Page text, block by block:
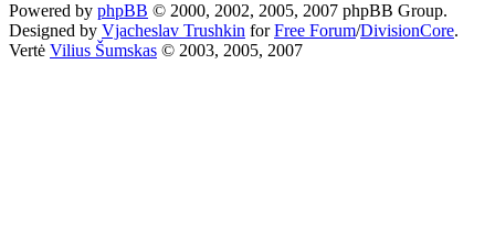
Powered by phpBB © 2000, 2002, 2005, 2007 phpBB Group.
Designed by Vjacheslav Trushkin forFree Forum/DivisionCore.
Vertė Vilius Šumskas © 2003, 2005, 2007